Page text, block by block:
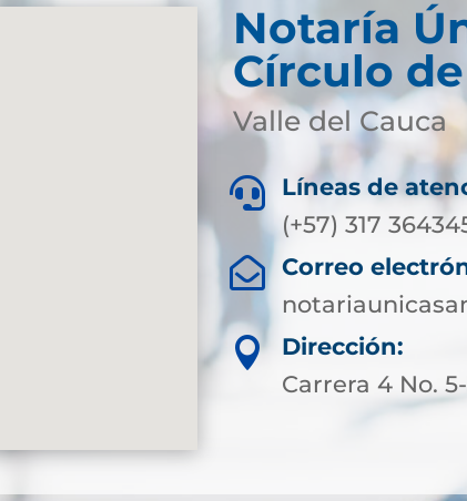
Notaría
Círculo
Valle del Cauca

Líneas de
(+57) 317

Correo

Dirección:
Carrera 4 No.